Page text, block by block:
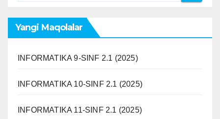
Yangi Maqolalar
INFORMATIKA 9-SINF 2.1 (2025)
INFORMATIKA 10-SINF 2.1 (2025)
INFORMATIKA 11-SINF 2.1 (2025)